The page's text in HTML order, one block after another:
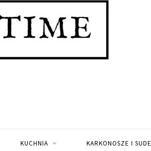
KUCHNIA KARKONOSZE I